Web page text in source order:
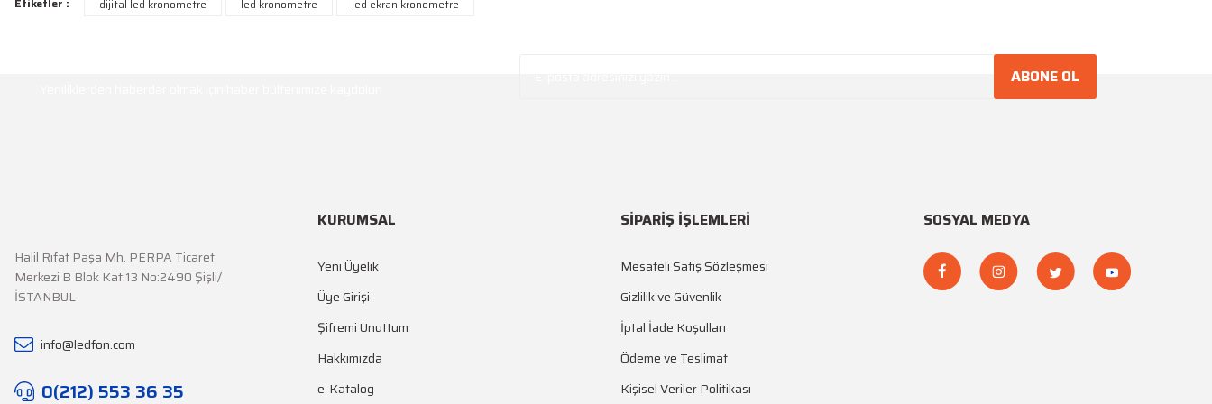
Görüş ve önerileriniz için teşekkür ederiz.
Gönder
dijital led kronometre led kronometre led ekran kronometre
ABONE OL
Halil Rıfat Paşa Mh. PERPA Ticaret
Merkezi B Blok Kat:13 No:2490 Şişli/
İSTANBUL
info@ledfon.com
0(212) 553 36 35
KURUMSAL
Yeni Üyelik
Üye Girişi
Şifremi Unuttum
Hakkımızda
e-Katalog
SİPARİŞ İŞLEMLERİ
Mesafeli Satış Sözleşmesi
Gizlilik ve Güvenlik
İptal İade Koşulları
Ödeme ve Teslimat
Kişisel Veriler Politikası
SOSYAL MEDYA